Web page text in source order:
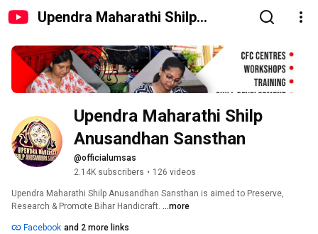
Upendra Maharathi Shilp
Upendra Maharathi Shilp
Anusandhan Sansthan
@officialumsas
2.14K subscribers • 126 videos
Upendra Maharathi Shilp Anusandhan Sansthan is aimed to Preserve,
Research & Promote Bihar Handicraft. ...more
Facebook and 2 more links